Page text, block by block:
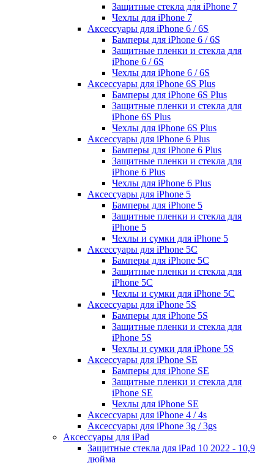
Защитные стекла для iPhone 7
Чехлы для iPhone 7
Аксессуары для iPhone 6 / 6S
Бамперы для iPhone 6 / 6S
Защитные пленки и стекла для
iPhone 6 / 6S
Чехлы для iPhone 6 / 6S
Аксессуары для iPhone 6S Plus
Бамперы для iPhone 6S Plus
Защитные пленки и стекла для
iPhone 6S Plus
Чехлы для iPhone 6S Plus
Аксессуары для iPhone 6 Plus
Бамперы для iPhone 6 Plus
Защитные пленки и стекла для
iPhone 6 Plus
Чехлы для iPhone 6 Plus
Аксессуары для iPhone 5
Бамперы для iPhone 5
Защитные пленки и стекла для
iPhone 5
Чехлы и сумки для iPhone 5
Аксессуары для iPhone 5C
Бамперы для iPhone 5C
Защитные пленки и стекла для
iPhone 5C
Чехлы и сумки для iPhone 5C
Аксессуары для iPhone 5S
Бамперы для iPhone 5S
Защитные пленки и стекла для
iPhone 5S
Чехлы и сумки для iPhone 5S
Аксессуары для iPhone SE
Бамперы для iPhone SE
Защитные пленки и стекла для
iPhone SE
Чехлы для iPhone SE
Аксессуары для iPhone 4 / 4s
Аксессуары для iPhone 3g / 3gs
Аксессуары для iPad
Защитные стекла для iPad 10 2022 - 10,9
дюйма